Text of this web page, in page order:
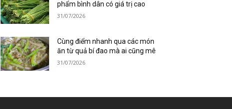
phẩm bình dân có giá trị cao
31/07/2026
Cùng điểm nhanh qua các món
ăn từ quả bí đao mà ai cũng mê
31/07/2026